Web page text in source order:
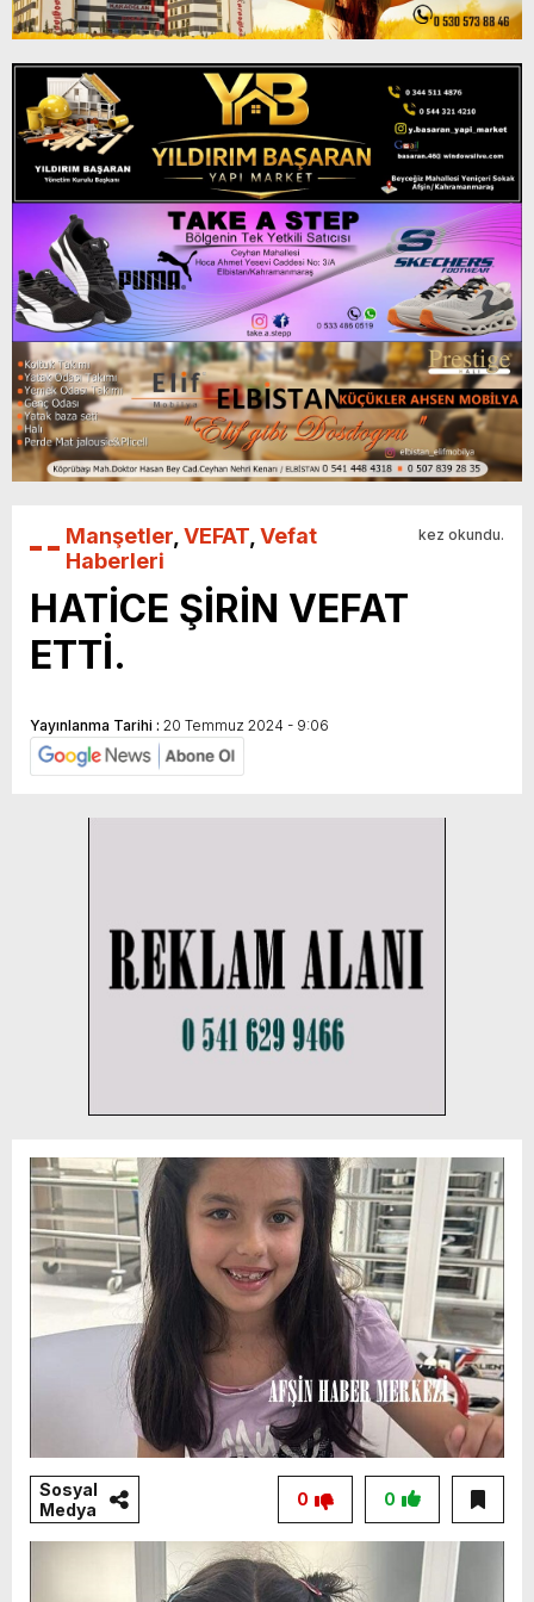
Manşetler VEFAT Vefat
Haberleri
kez okundu.
HATİCE ŞİRİN VEFAT
ETTİ.
Yayınlanma Tarihi : 20 Temmuz 2024 - 9:06
Sosyal
Medya
0
0